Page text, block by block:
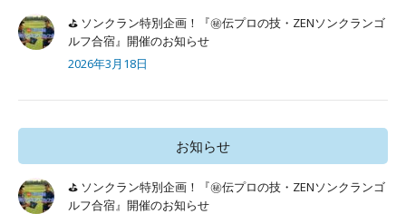
⛳ ソンクラン特別企画！『㊙️伝プロの技・ZENソンクランゴ
ルフ合宿』開催のお知らせ
2026年3月18日
お知らせ
⛳ ソンクラン特別企画！『㊙️伝プロの技・ZENソンクランゴ
ルフ合宿』開催のお知らせ